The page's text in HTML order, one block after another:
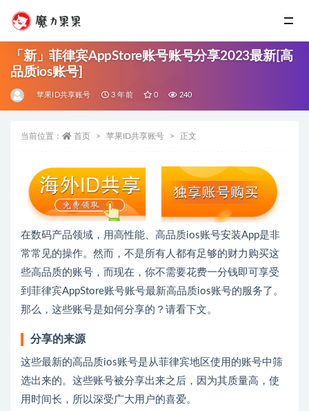
「新」菲律宾AppStore账号账号分享2023最新[高
品质ios账号]
苹果ID共享账号 3 年前 0 240
当前位置： 首页 苹果ID共享账号 正文
在数码产品领域，用高性能、高品质ios账号安装App是非
常常见的操作。然而，不是所有人都有足够的财力购买这
些高品质的账号，而现在，你不需要花费一分钱即可享受
到菲律宾AppStore账号账号最新高品质ios账号的服务了。
那么，这些账号是如何分享的？请看下文。
分享的来源
这些最新的高品质ios账号是从菲律宾地区使用的账号中筛
选出来的。这些账号被分享出来之后，因为其质量高，使
用时间长，所以深受广大用户的喜爱。